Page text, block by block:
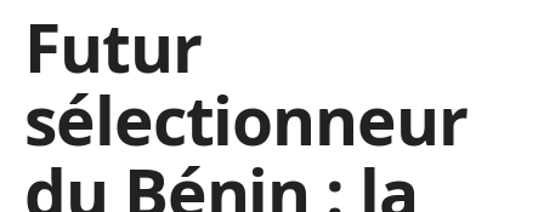
Futur
sélectionneur
du Bénin : la